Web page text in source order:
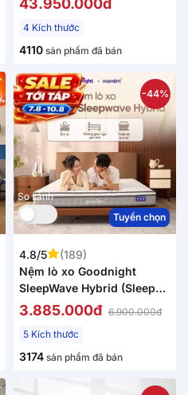
43.950.000đ
4 Kích thước
4110 sản phẩm đã bán
So sánh
-44%
Tuyển chọn
4.8/5
(189)
Nệm lò xo Goodnight
SleepWave Hybrid (Sleep
Wave 4.0) giảm tiếng ồn
3.885.000đ 6.900.000đ
5 Kích thước
3174 sản phẩm đã bán